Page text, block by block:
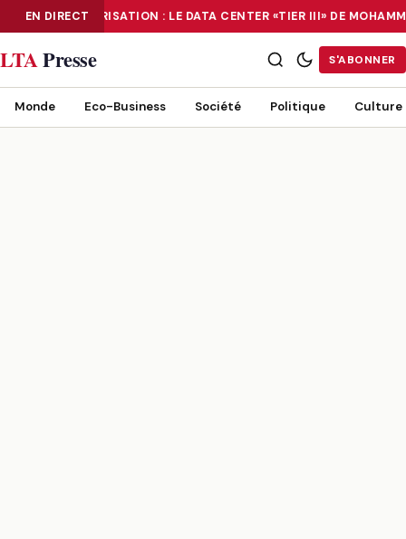
EN DIRECTNUMÉRISATION : LE DATA CENTER «TIER III» DE
NUMÉRISATION : LE DATA CENTER «TIER III» DE MOHAMMADIA, UN
LTAPresse S'ABONNER
Monde Eco-Business Société Politique Culture